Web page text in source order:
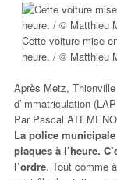
Cette voiture mise
heure. / © Matthieu
Après Metz,
d’immatriculation
Par Pascal
La police
plaques à l’heure.
l’ordre. Tout comme